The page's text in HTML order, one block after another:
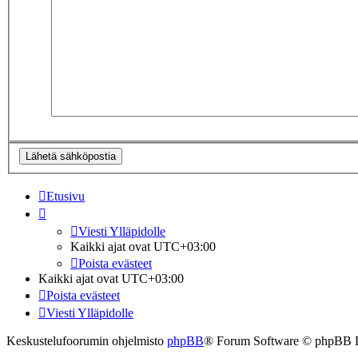
Etusivu
Viesti Ylläpidolle
Kaikki ajat ovatUTC+03:00
Poista evästeet
Kaikki ajat ovatUTC+03:00
Poista evästeet
Viesti Ylläpidolle
Keskustelufoorumin ohjelmisto phpBB® Forum Software © phpBB